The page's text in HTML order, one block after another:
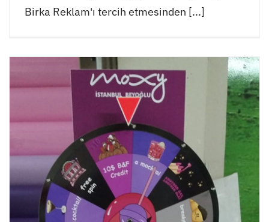
Birka Reklam'ı tercih etmesinden [...]